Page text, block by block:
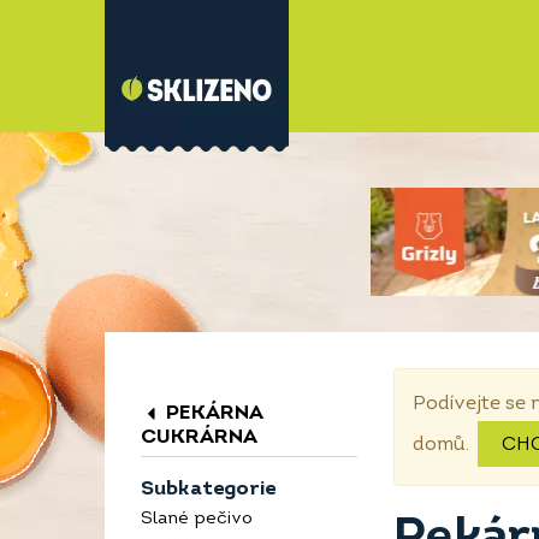
PEKÁRNA
CUKRÁRNA
Subkategorie
Slané pečivo
Podívejte se
domů.